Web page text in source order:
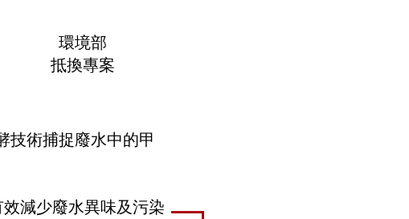
​ 環境部
抵換專案
技術捕捉廢水中的甲
減少廢水異味及污染